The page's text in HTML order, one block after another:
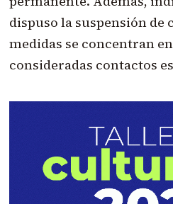
dispuso la suspensión de
medidas se concentran
consideradas contactos